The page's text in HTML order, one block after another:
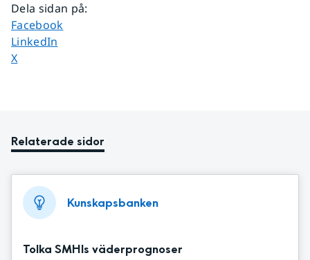
Dela sidan på:
Dela sidan på
Facebook
Dela sidan på
LinkedIn
Dela sidan på
X
Relaterade sidor
Kunskapsbanken
Tolka SMHIs väderprognoser